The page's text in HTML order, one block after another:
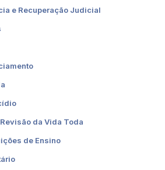
e Recuperação Judicial
da Vida Toda
de Ensino